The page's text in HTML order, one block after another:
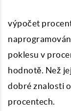
výpočet
poklesu v
hodnotě. Než
dobré znalosti o
procentech.